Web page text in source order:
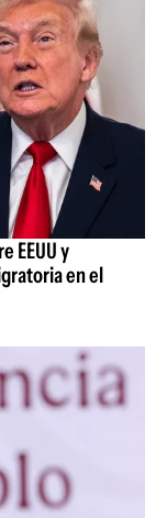
EEUU y
en el